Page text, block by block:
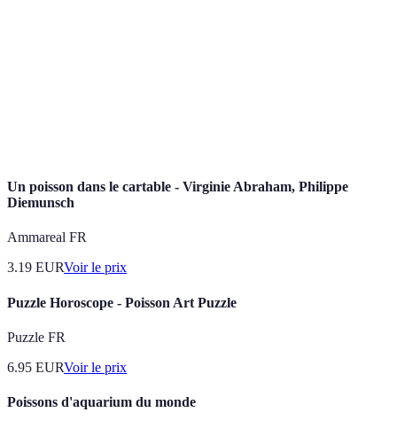
Un poisson dans le cartable - Virginie Abraham, Philippe
Diemunsch
Ammareal FR
3.19 EURVoir le prix
Puzzle Horoscope - Poisson Art Puzzle
Puzzle FR
6.95 EURVoir le prix
Poissons d'aquarium du monde